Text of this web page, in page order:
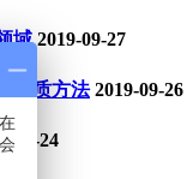
域 2019-09-27
白质方法 2019-09-26
09-24